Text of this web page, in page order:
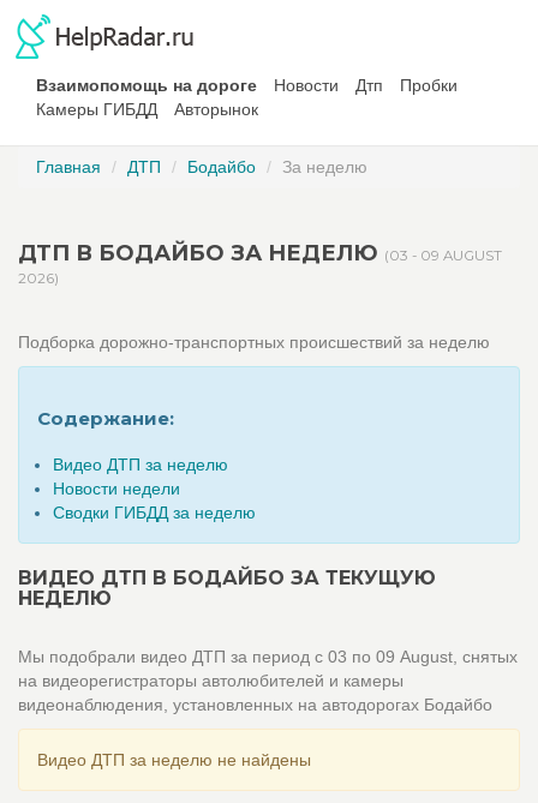
Взаимопомощь на дороге Новости Дтп
Пробки
Камеры ГИБДД
Авторынок
Главная ДТП Бодайбо За неделю
ДТП В БОДАЙБО ЗА НЕДЕЛЮ (03 - 09 AUGUST
2026)
Подборка дорожно-транспортных происшествий за неделю
Содержание:
Видео ДТП за неделю
Новости недели
Сводки ГИБДД за неделю
ВИДЕО ДТП В БОДАЙБО ЗА ТЕКУЩУЮ
НЕДЕЛЮ
Мы подобрали видео ДТП за период с 03 по 09 August, снятых
на видеорегистраторы автолюбителей и камеры
видеонаблюдения, установленных на автодорогах Бодайбо
Видео ДТП за неделю не найдены